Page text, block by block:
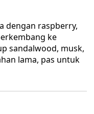
dengan raspberry,
ke
sandalwood, musk,
lama, pas untuk